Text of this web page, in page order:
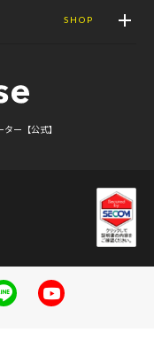
SHOP
ー【公式】